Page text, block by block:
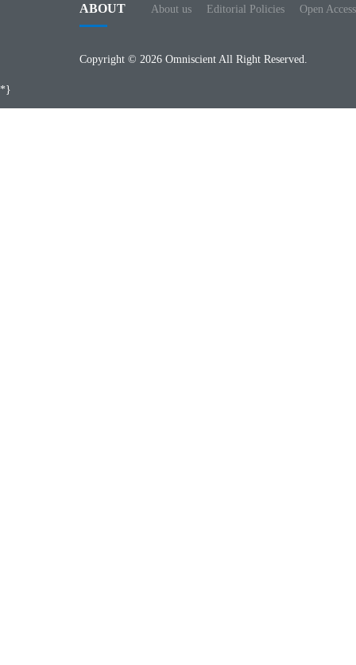
ABOUT About us Editorial Policies Open
Copyright © 2026 Omniscient All Right Reserved.
*}